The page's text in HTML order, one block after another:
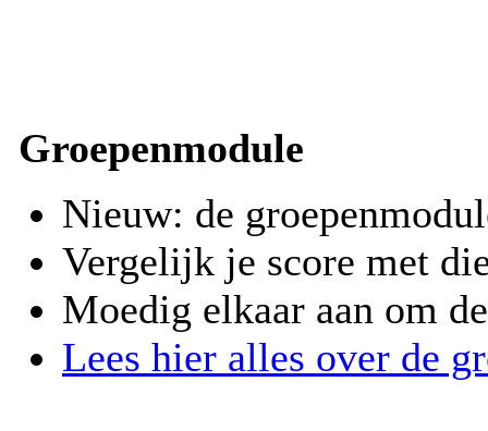
Groepenmodule
Nieuw: de
Vergelijk je score met
Moedig elkaar aan om
Lees hier alles over de